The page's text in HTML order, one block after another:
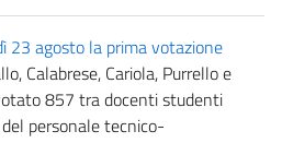
23 agosto la prima votazione
Calabrese, Cariola, Purrello e
857 tra docenti studenti
personale tecnico-